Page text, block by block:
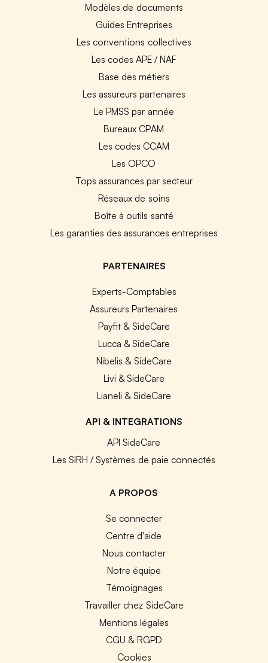
Modèles de documents
Guides Entreprises
Les conventions collectives
Les codes APE / NAF
Base des métiers
Les assureurs partenaires
Le PMSS par année
Bureaux CPAM
Les codes CCAM
Les OPCO
Tops assurances par secteur
Réseaux de soins
Boîte à outils santé
Les garanties des assurances entreprises
PARTENAIRES
Experts-Comptables
Assureurs Partenaires
Payfit & SideCare
Lucca & SideCare
Nibelis & SideCare
Livi & SideCare
Lianeli & SideCare
API & INTEGRATIONS
API SideCare
Les SIRH / Systèmes de paie connectés
A PROPOS
Se connecter
Centre d'aide
Nous contacter
Notre équipe
Témoignages
Travailler chez SideCare
Mentions légales
CGU & RGPD
Cookies